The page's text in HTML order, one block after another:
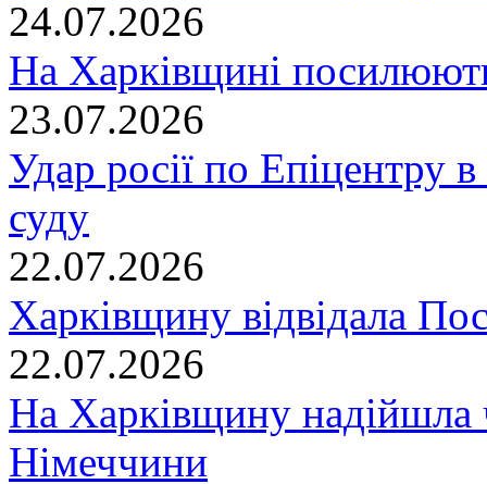
24.07.2026
На Харківщині
23.07.2026
Удар росії по Епіцентру
суду
22.07.2026
Харківщину відвідала
22.07.2026
На Харківщину надійшла
Німеччини